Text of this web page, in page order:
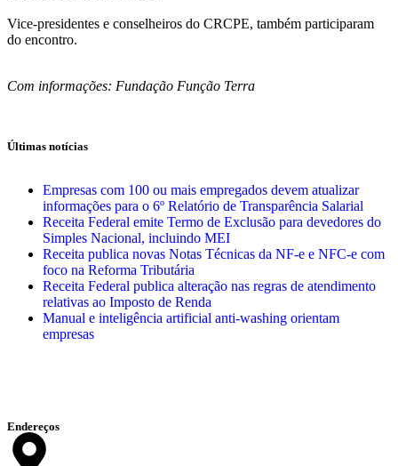
Vice-presidentes e conselheiros do CRCPE, também participaram
do encontro.
Com informações: Fundação Função Terra
Últimas notícias
Empresas com 100 ou mais empregados devem atualizar
informações para o 6º Relatório de Transparência Salarial
Receita Federal emite Termo de Exclusão para devedores do
Simples Nacional, incluindo MEI
Receita publica novas Notas Técnicas da NF-e e NFC-e com
foco na Reforma Tributária
Receita Federal publica alteração nas regras de atendimento
relativas ao Imposto de Renda
Manual e inteligência artificial anti-washing orientam
empresas
Endereços